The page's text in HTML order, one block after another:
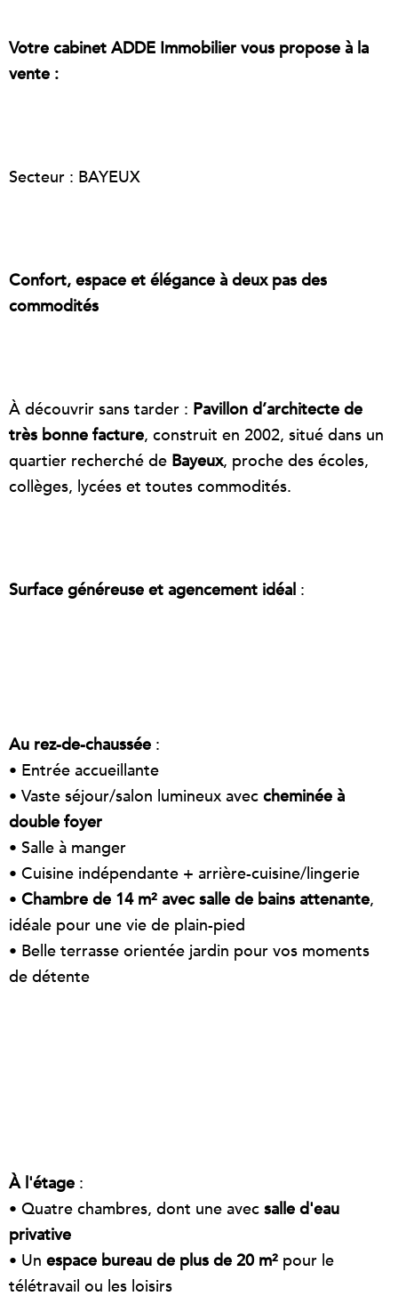
Votre cabinet ADDE Immobilier vous propose à la
vente :
Secteur : BAYEUX
Confort, espace et élégance à deux pas des
commodités
À découvrir sans tarder : Pavillon d’architecte de
très bonne facture, construit en 2002, situé dans un
quartier recherché de Bayeux, proche des écoles,
collèges, lycées et toutes commodités.
Surface généreuse et agencement idéal :
Au rez-de-chaussée :
• Entrée accueillante
• Vaste séjour/salon lumineux avec cheminée à
double foyer
• Salle à manger
• Cuisine indépendante + arrière-cuisine/lingerie
• Chambre de 14 m² avec salle de bains attenante,
idéale pour une vie de plain-pied
• Belle terrasse orientée jardin pour vos moments
de détente
À l'étage :
• Quatre chambres, dont une avec salle d'eau
privative
• Un espace bureau de plus de 20 m² pour le
télétravail ou les loisirs